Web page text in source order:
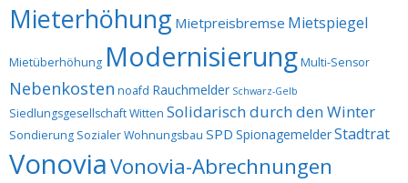
Mieterhöhung Mietpreisbremse Mietspiegel
Mietüberhöhung ModernisierungMulti-Sensor
Nebenkosten noafd Rauchmelder Schwarz-Gelb
Siedlungsgesellschaft Witten Solidarisch durch den Winter
Sondierung Sozialer Wohnungsbau SPD SpionagemelderStadtrat
VonoviaVonovia-Abrechnungen